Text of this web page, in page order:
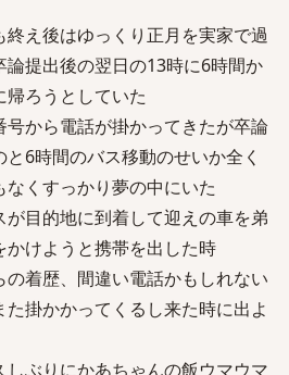
え後はゆっくり正月を実家で過
論提出後の翌日の13時に6時間か
ろうとしていた
から電話が掛かってきたが卒論
6時間のバス移動のせいか全く
くすっかり夢の中にいた
目的地に到着して迎えの車を弟
けようと携帯を出した時
着歴、間違い電話かもしれない
掛かかってくるし来た時に出よ
ぶりにかあちゃんの飯ウマウマ